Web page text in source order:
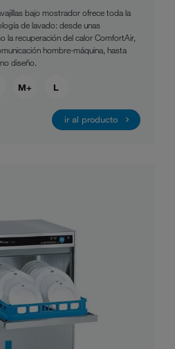
bajo mostrador ofrece toda la
de lavado: desde unas
la recuperación del calor ComfortAir,
hombre-máquina, hasta
diseño.
M+ L
ir al producto